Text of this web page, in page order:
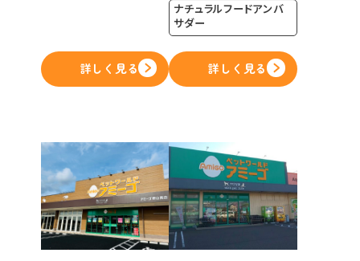
詳しく見る
ナチュラルフードアンバ
サダー
詳しく見る